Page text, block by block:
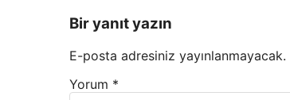
Bir yanıt yazın
E-posta adresiniz yayınlanmayacak.
Yorum *